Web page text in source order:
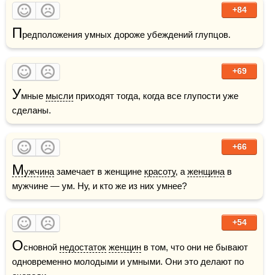
+84
Предположения умных дороже убеждений глупцов.
+69
Умные мысли приходят тогда, когда все глупости уже
сделаны.
+66
Мужчина замечает в женщине красоту, а женщина в
мужчине — ум. Ну, и кто же из них умнее?
+54
Основной недостаток женщин в том, что они не бывают
одновременно молодыми и умными. Они это делают по